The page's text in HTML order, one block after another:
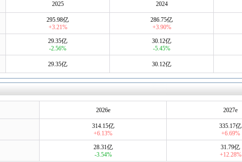
2025 2024
295.98亿
+3.21%
286.75亿
+3.90%
29.35亿
-2.56%
30.12亿
-5.45%
29.35亿 30.12亿
2026e 2027e
314.15亿
+6.13%
335.17亿
+6.69%
28.31亿
-3.54%
31.79亿
+12.28%